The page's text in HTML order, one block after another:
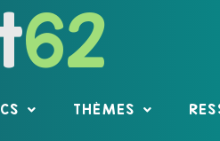
62
THÈMES